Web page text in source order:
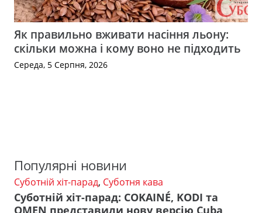
Як правильно вживати насіння льону:
скільки можна і кому воно не підходить
Середа, 5 Серпня, 2026
Популярні новини
Суботній хіт-парад, Суботня кава
Суботній хіт-парад: COKAINÉ, KODI та
OMEN представили нову версію Cuba